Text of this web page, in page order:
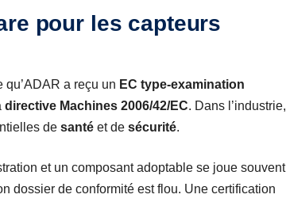
pour les capteurs
a reçu un EC type-examination
directive Machines 2006/42/EC. Dans l’industrie,
de santé et de sécurité.
et un composant adoptable se joue souvent
dossier de conformité est flou. Une certification